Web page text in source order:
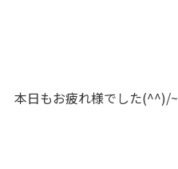
本日もお疲れ様でした(^^)/~